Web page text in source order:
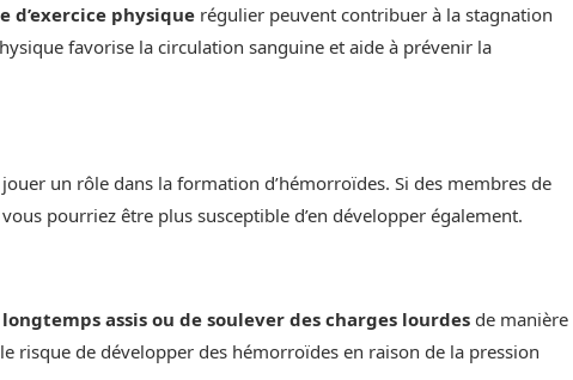
d’exercice physique régulier peuvent contribuer à la stagnation
favorise la circulation sanguine et aide à prévenir la
un rôle dans la formation d’hémorroïdes. Si des membres de
pourriez être plus susceptible d’en développer également.
assis ou de soulever des charges lourdes de manière
risque de développer des hémorroïdes en raison de la pression